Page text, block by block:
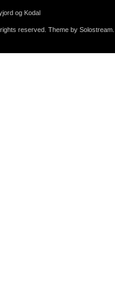
og Kodal
reserved. Theme by Solostream